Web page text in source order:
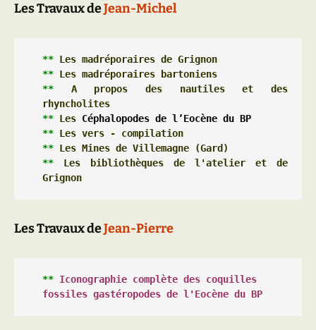
Les Travaux deJean-Michel
** Les madréporaires de Grignon
** Les madréporaires bartoniens
** A propos des nautiles et des
rhyncholites
** Les Céphalopodes de l’Eocène du BP
** Les vers - compilation
** Les Mines de Villemagne
** Les bibliothèques de l'atelier et de
Grignon
Les Travaux deJean-Pierre
** Iconographie complète des coquilles
fossiles gastéropodes de l'Eocène du BP